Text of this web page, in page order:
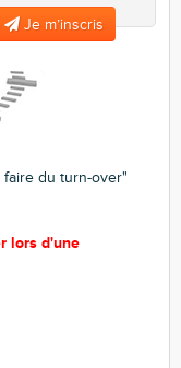
Je m’inscris
faire du turn-over"
lors d'une